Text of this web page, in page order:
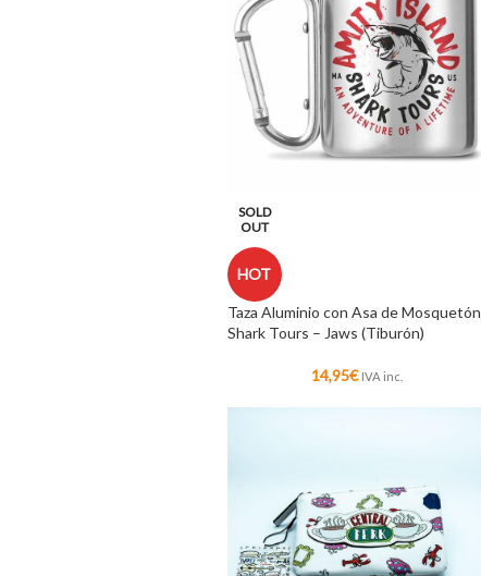
SOLD
OUT
HOT
Taza Aluminio con Asa de Mosquetón
Shark Tours – Jaws (Tiburón)
14,95€ IVA inc.